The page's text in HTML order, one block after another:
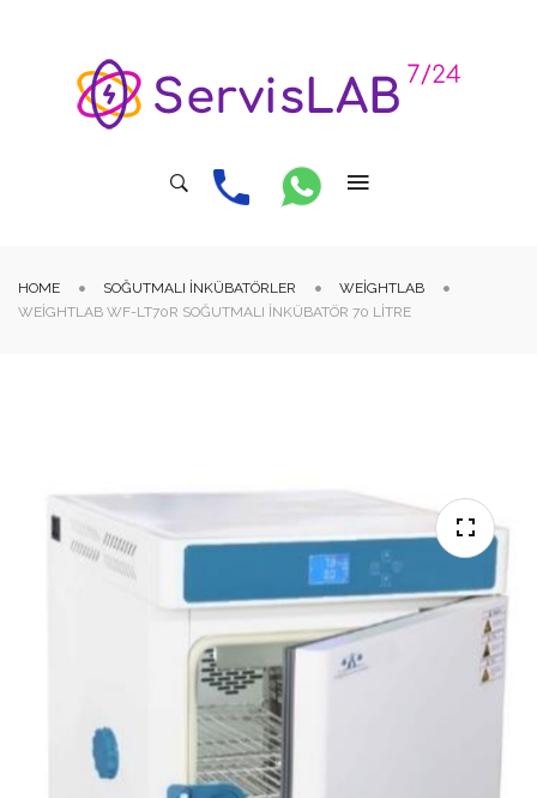
HOME SOĞUTMALI İNKÜBATÖRLER
WEIGHTLAB
WEIGHTLAB WF-LT70R SOĞUTMALI İNKÜBATÖR 70 LITRE